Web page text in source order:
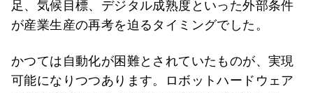
足、気候目標、デジタル成熟度といった外部条件
が産業生産の再考を迫るタイミングでした。
かつては自動化が困難とされていたものが、実現
可能になりつつあります。ロボットハードウェア